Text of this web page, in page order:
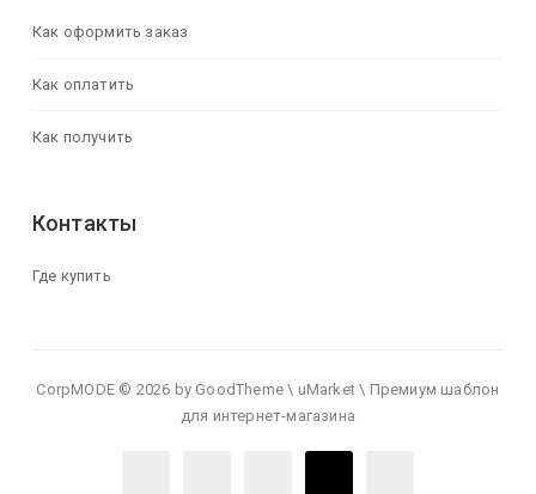
Как оформить заказ
Как оплатить
Как получить
Контакты
Где купить
CorpMODE © 2026 by GoodTheme \ uMarket \ Премиум шаблон
для интернет-магазина